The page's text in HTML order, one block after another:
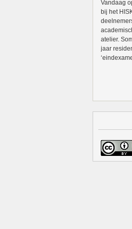
Vandaag
bij het
atelier.
jaar